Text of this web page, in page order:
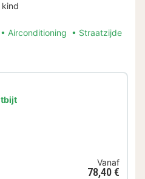
kind
Airconditioning Straatzijde
Vanaf
78,40 €